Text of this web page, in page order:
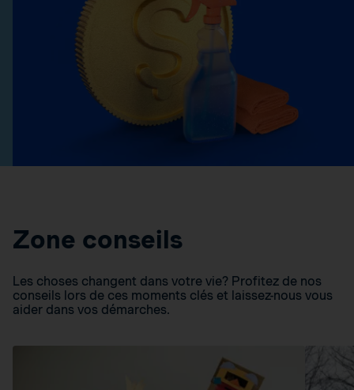
Zone conseils
Les choses changent dans votre vie? Profitez de nos
conseils lors de ces moments clés et laissez-nous vous
aider dans vos démarches.